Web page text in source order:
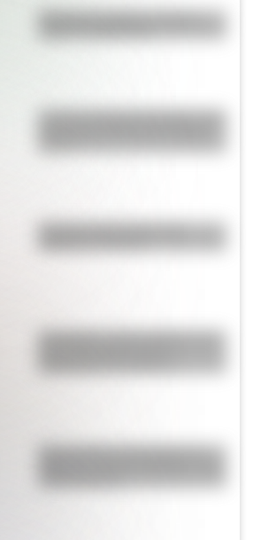
Bandera de Bolivia: historia,
Castillo de Rafael Obligado, una
Bandera de Ecuador para
colorear e imprimir
San Martín y Simón Bolívar: así
Buenos Aires al principio del
sorprendentes